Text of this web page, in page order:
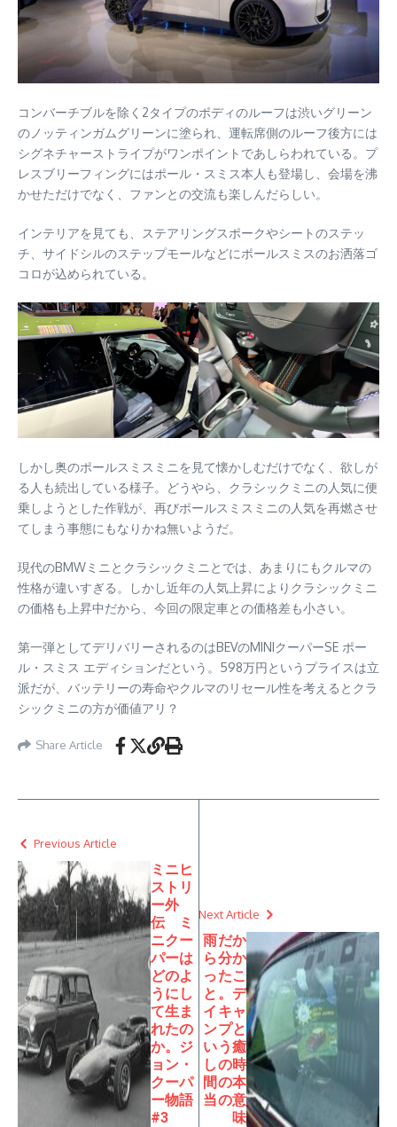
コンバーチブルを除く2タイプのボディのルーフは渋いグリーン
のノッティンガムグリーンに塗られ、運転席側のルーフ後方には
シグネチャーストライプがワンポイントであしらわれている。プ
レスブリーフィングにはポール・スミス本人も登場し、会場を沸
かせただけでなく、ファンとの交流も楽しんだらしい。
インテリアを見ても、ステアリングスポークやシートのステッ
チ、サイドシルのステップモールなどにポールスミスのお洒落ゴ
コロが込められている。
しかし奥のポールスミスミニを見て懐かしむだけでなく、欲しが
る人も続出している様子。どうやら、クラシックミニの人気に便
乗しようとした作戦が、再びポールスミスミニの人気を再燃させ
てしまう事態にもなりかね無いようだ。
現代のBMWミニとクラシックミニとでは、あまりにもクルマの
性格が違いすぎる。しかし近年の人気上昇によりクラシックミニ
の価格も上昇中だから、今回の限定車との価格差も小さい。
第一弾としてデリバリーされるのはBEVのMINIクーパーSE ポー
ル・スミス エディションだという。598万円というプライスは立
派だが、バッテリーの寿命やクルマのリセール性を考えるとクラ
シックミニの方が価値アリ？
Share Article
Previous Article
ミニヒ
ストリ
ー外
伝 ミ
ニクー
パーは
どのよ
うにし
て生ま
れたの
か。ジ
ョン・
クーパ
ー物語
#3
Next Article
雨だか
ら分か
ったこ
と。デ
イキャ
ンプと
いう癒
しの時
間の本
当の意
味